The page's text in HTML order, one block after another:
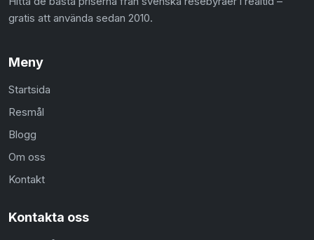
gratis att använda sedan 2010.
Meny
Startsida
Resmål
Blogg
Om oss
Kontakt
Kontakta oss